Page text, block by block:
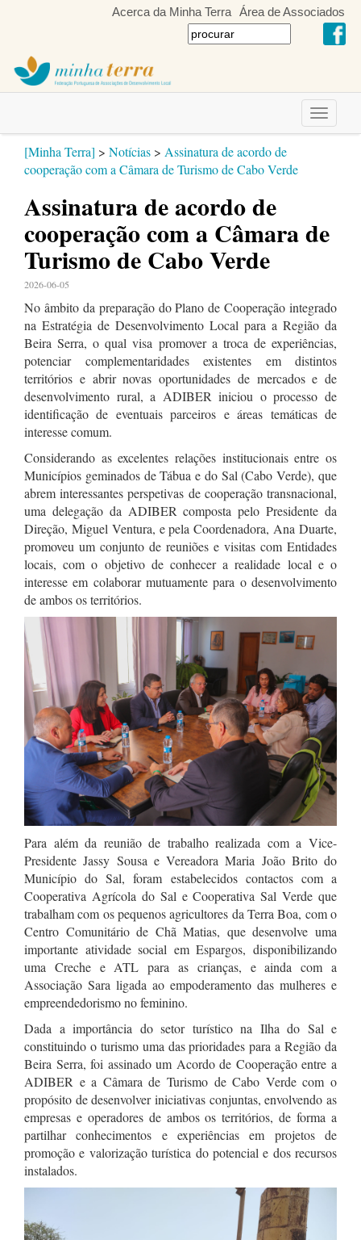
Acerca da Minha Terra Área de Associados
Toggle
[Minha Terra] > Notícias > Assinatura de acordo de
cooperação com a Câmara de Turismo de Cabo Verde
Assinatura de acordo de
cooperação com a Câmara de
Turismo de Cabo Verde
2026-06-05
No âmbito da preparação do Plano de Cooperação integrado
na Estratégia de Desenvolvimento Local para a Região da
Beira Serra, o qual visa promover a troca de experiências,
potenciar complementaridades existentes em distintos
territórios e abrir novas oportunidades de mercados e de
desenvolvimento rural, a ADIBER iniciou o processo de
identificação de eventuais parceiros e áreas temáticas de
interesse comum.
Considerando as excelentes relações institucionais entre os
Municípios geminados de Tábua e do Sal (Cabo Verde), que
abrem interessantes perspetivas de cooperação transnacional,
uma delegação da ADIBER composta pelo Presidente da
Direção, Miguel Ventura, e pela Coordenadora, Ana Duarte,
promoveu um conjunto de reuniões e visitas com Entidades
locais, com o objetivo de conhecer a realidade local e o
interesse em colaborar mutuamente para o desenvolvimento
de ambos os territórios.
Para além da reunião de trabalho realizada com a Vice-
Presidente Jassy Sousa e Vereadora Maria João Brito do
Município do Sal, foram estabelecidos contactos com a
Cooperativa Agrícola do Sal e Cooperativa Sal Verde que
trabalham com os pequenos agricultores da Terra Boa, com o
Centro Comunitário de Chã Matias, que desenvolve uma
importante atividade social em Espargos, disponibilizando
uma Creche e ATL para as crianças, e ainda com a
Associação Sara ligada ao empoderamento das mulheres e
empreendedorismo no feminino.
Dada a importância do setor turístico na Ilha do Sal e
constituindo o turismo uma das prioridades para a Região da
Beira Serra, foi assinado um Acordo de Cooperação entre a
ADIBER e a Câmara de Turismo de Cabo Verde com o
propósito de desenvolver iniciativas conjuntas, envolvendo as
empresas e operadores de ambos os territórios, de forma a
partilhar conhecimentos e experiências em projetos de
promoção e valorização turística do potencial e dos recursos
instalados.